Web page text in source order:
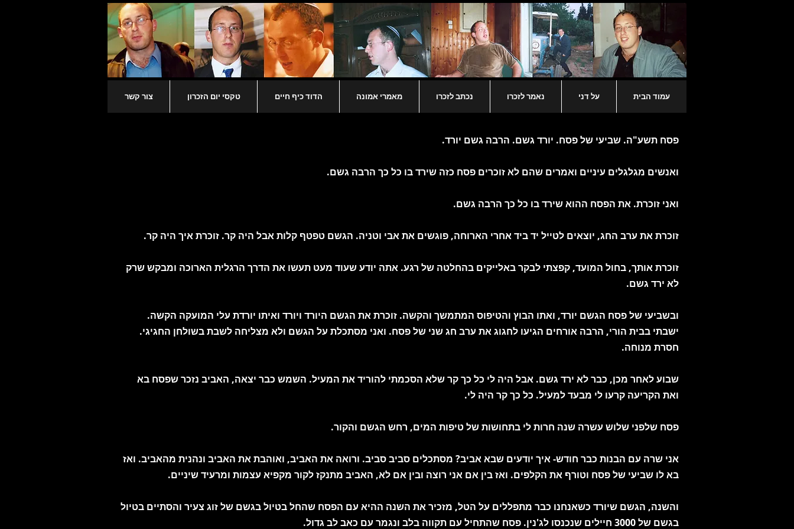
צור קשר טקסי יום הזכרון הדוד כיף חיים מאמרי אמונה נכתב לזכרו נאמר לזכרו על דני עמוד הבית
פסח תשע"ה. שביעי של פסח. יורד גשם. הרבה גשם יורד.
ואנשים מגלגלים עיניים ואמרים שהם לא זוכרים פסח כזה שירד בו כל כך הרבה גשם.
ואני זוכרת. את הפסח ההוא שירד בו כל כך הרבה גשם.
זוכרת את ערב החג, יוצאים לטייל יד ביד אחרי הארוחה, פוגשים את אבי וטניה. הגשם טפטף קלות אבל היה קר. זוכרת איך היה קר.
זוכרת אותך, בחול המועד, קפצתי לבקר באלייקים בהחלטה של רגע. אתה יודע שעוד מעט תעשו את הדרך הרגלית הארוכה ומבקש שרק
לא ירד גשם.
ובשביעי של פסח הגשם יורד, ואתו הבוץ והטיפוס המתמשך והקשה. זוכרת את הגשם היורד ויורד ואיתו יורדת עלי המועקה הקשה.
ישבתי בבית הורי, הרבה אורחים הגיעו לחגוג את ערב חג שני של פסח. ואני מסתכלת על הגשם ולא מצליחה לשבת בשולחן החגיגי.
חסרת מנוחה.
שבוע לאחר מכן, כבר לא ירד גשם. אבל היה לי כל כך קר שלא הסכמתי להוריד את המעיל. השמש כבר יצאה, האביב נזכר שפסח בא
ואת הקריעה קרעו לי מבעד למעיל. כל כך קר היה לי.
פסח שלפני שלוש עשרה שנה חרות לי בתחושות של טיפות המים, רחש הגשם והקור.
אני שרה עם הבנות כבר חודש- איך יודעים שבא אביב? מסתכלים סביב סביב. ורואה את האביב, ואוהבת את האביב ונהנית מהאביב. ואז
בא לו שביעי של פסח וטורף את הקלפים. ואז בין אם אני רוצה ובין אם לא, האביב מתנקז לקור מקפיא עצמות ומרעיד שיניים.
והשנה, הגשם שיורד כשאנחנו כבר מתפללים על הטל, מזכיר את השנה ההיא עם הפסח שהחל בטיול בגשם של זוג צעיר והסתיים בטיול
בגשם של 3000 חיילים שנכנסו לג'נין. פסח שהתחיל עם תקווה בלב ונגמר עם כאב לב גדול.